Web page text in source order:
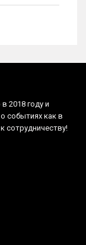
2018 году и
событиях как в
сотрудничеству!